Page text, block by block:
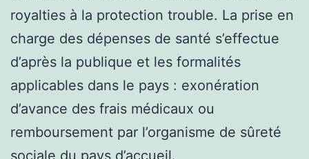
royalties à la protection trouble. La prise en
charge des dépenses de santé s’effectue
d’après la publique et les formalités
applicables dans le pays : exonération
d’avance des frais médicaux ou
remboursement par l’organisme de sûreté
sociale du pays d’accueil.